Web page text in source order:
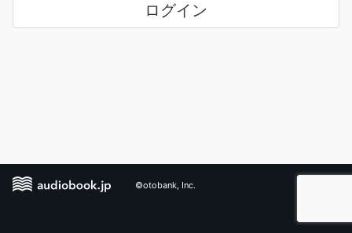
ログイン
©otobank, Inc.